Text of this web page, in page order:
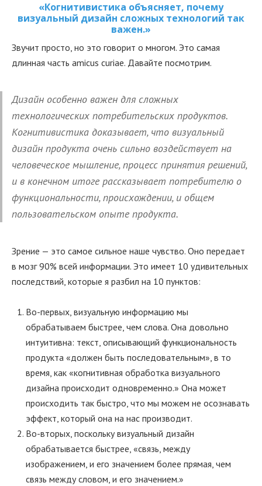
«Когнитивистика объясняет, почему
визуальный дизайн сложных технологий так
важен.»
Звучит просто, но это говорит о многом. Это самая
длинная часть amicus curiae. Давайте посмотрим.
Дизайн особенно важен для сложных
технологических потребительских продуктов.
Когнитивистика доказывает, что визуальный
дизайн продукта очень сильно воздействует на
человеческое мышление, процесс принятия решений,
и в конечном итоге рассказывает потребителю о
функциональности, происхождении, и общем
пользовательском опыте продукта.
Зрение — это самое сильное наше чувство. Оно передает
в мозг 90% всей информации. Это имеет 10 удивительных
последствий, которые я разбил на 10 пунктов:
Во-первых, визуальную информацию мы
обрабатываем быстрее, чем слова. Она довольно
интуитивна: текст, описывающий функциональность
продукта «должен быть последовательным», в то
время, как «когнитивная обработка визуального
дизайна происходит одновременно.» Она может
происходить так быстро, что мы можем не осознавать
эффект, который она на нас производит.
Во-вторых, поскольку визуальный дизайн
обрабатывается быстрее, «связь, между
изображением, и его значением более прямая, чем
связь между словом, и его значением.»